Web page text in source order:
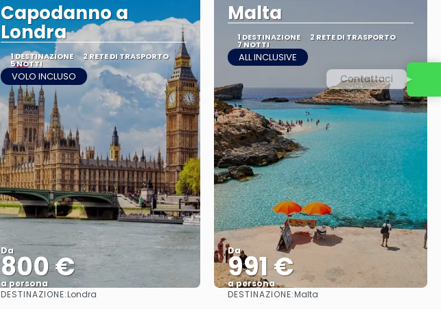
Capodanno a
Londra
1 DESTINAZIONE 2 RETE DI TRASPORTO
5 NOTTI
VOLO INCLUSO
Da
800 €
a persona
Vedere
DESTINAZIONE:Londra
Malta
1 DESTINAZIONE 2 RETE DI TRASPORTO
7 NOTTI
ALL INCLUSIVE
Da
991 €
a persona
Vedere
DESTINAZIONE:Malta
Contattaci